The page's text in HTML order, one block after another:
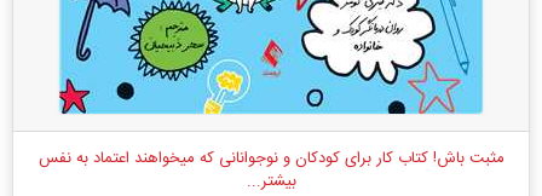
مثبت باش! کتاب کار برای کودکان و نوجوانانی که میخواهند اعتماد به نفس
بیشتر...